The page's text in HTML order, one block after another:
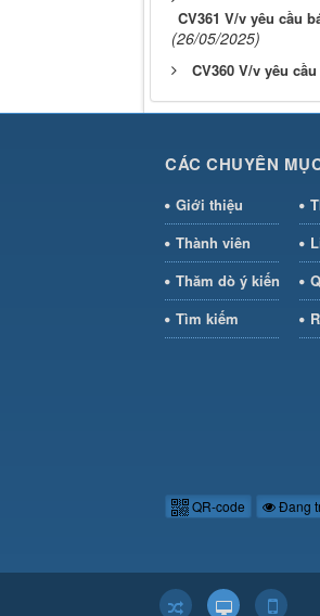
CV361 V/v yêu cầu
(26/05/2025)
CV360 V/v yêu
CÁC CHUYÊN
Giới thiệu
Thành viên
Thăm dò ý kiến
Tìm kiếm
QR-code Đang